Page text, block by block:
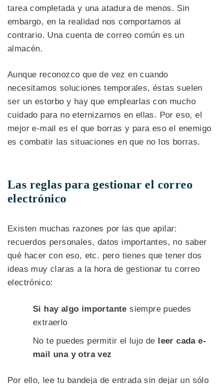
tarea completada y una atadura de menos. Sin
embargo, en la realidad nos comportamos al
contrario. Una cuenta de correo común es un
almacén.
Aunque reconozco que de vez en cuando
necesitamos soluciones temporales, éstas suelen
ser un estorbo y hay que emplearlas con mucho
cuidado para no eternizarnos en ellas. Por eso, el
mejor e-mail es el que borras y para eso el enemigo
es combatir las situaciones en que no los borras.
Las reglas para gestionar el correo
electrónico
Existen muchas razones por las que apilar:
recuerdos personales, datos importantes, no saber
qué hacer con eso, etc. pero tienes que tener dos
ideas muy claras a la hora de gestionar tu correo
electrónico:
Si hay algo importante siempre puedes
extraerlo
No te puedes permitir el lujo de leer cada e-
mail una y otra vez
Por ello, lee tu bandeja de entrada sin dejar un sólo